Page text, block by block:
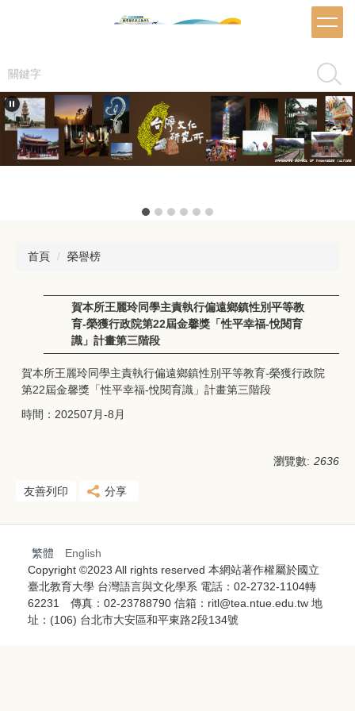
內
容
區
搜尋
首頁 榮譽榜
賀本所王麗玲同學主責執行偏遠鄉鎮性別平等教
育-榮獲行政院第22屆金馨獎「性平幸福-悅閱育
識」計畫第三階段
賀本所王麗玲同學主責執行偏遠鄉鎮性別平等教育-榮獲行政院
第22屆金馨獎「性平幸福-悅閱育識」計畫第三階段
時間：202507月-8月
瀏覽數: 2636
友善列印 分享
繁體
English
Copyright ©2023 All rights reserved 本網站著作權屬於國立
臺北教育大學 台灣語言與文化學系 電話：02-2732-1104轉
62231 傳真：02-23788790 信箱：ritl@tea.ntue.edu.tw 地
址：(106) 台北市大安區和平東路2段134號